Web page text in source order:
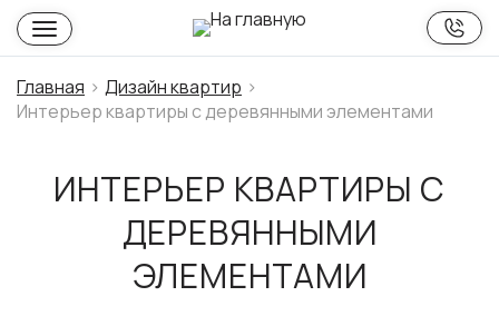
Главная
Дизайн квартир
Интерьер квартиры с деревянными элементами
ИНТЕРЬЕР КВАРТИРЫ С
ДЕРЕВЯННЫМИ
ЭЛЕМЕНТАМИ